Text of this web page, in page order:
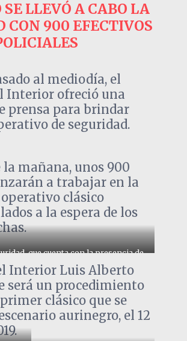
LLEVÓ A CABO LA
CON 900 EFECTIVOS
al mediodía, el
Interior ofreció una
prensa para brindar
de seguridad.
la mañana, unos 900
a trabajar en la
clásico
a la espera de los
que cuenta con la presencia de
policiales, no está dejando nada
el helicóptero de la policía,
Campeón del Siglo y sus
sobre las rutas 8 y 102.
Interior Luis Alberto
será un procedimiento
clásico que se
aurinegro, el 12